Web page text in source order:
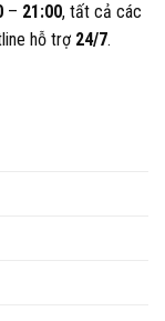
– 21:00, tất cả các
hỗ trợ 24/7.